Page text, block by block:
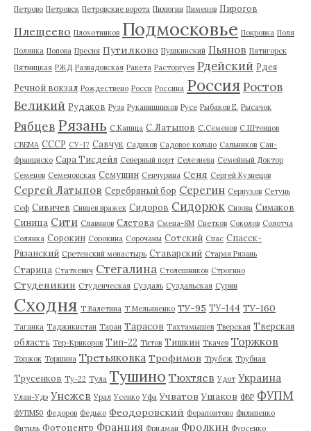
Петрово Петровск Петровские ворота Пилюгин Пименов Пирогов
Плещеево Плохотников Подмосковье Покровка Поля
Полянка Попова Пресня Путилково Пушкинский Пьянов Пятигорск
Пятницкая РЖД Развадовская Ракета Расторгуев Рдейский Рдея
Речной вокзал Рождествено Росси Россина Россия Ростов
Великий Рудаков Руза Рукавишников Русе Рыбаков Е. Рысачок
Рябцев Рязань С.Капица С.Латыпов С.Семенов С.Штенцов
СВЕМА СССР СУ-17 Савчук Садиков Садовое кольцо Сальников Сан-
Франциско Сара Тисдейл Северный порт Селезнева Семейный Доктор
Семенов Семеновская Семушин Сенчурина Сеня Сергей Кузнецов
Сергей Латыпов Серебряный бор Серегин Серпухов Сетунь
Сеф Сивичев Сивцев вражек Сидоров Сидорюк Сизова Симаков
Синица Сити Славянов Слетова Смена-8М Снетков Соколов Солотча
Солянка Сорокин Сорокина Сорочаны Сотский Спас Спасск-
Рязанский Сретенский монастырь Ставарский Старая Рязань
Старица Статкевич Стегалина Столешников Строгино
Студеникин Студенческая Суздаль Суздальская Сурин
Сходня Т.Валетина Т.Мельяненко ТУ-95 ТУ-144 ТУ-160
Таганка Таджикистан Таран Тарасов Тахтамышев Тверская Тверская
область Тер-Крикоров Тип-22 Титов Тишкин Ткачев Торжков
Торжок Торшина Третьяковка Трофимов Трубеж Трубная
Трусенков Ту-22 Тула Тушино Тюхтяев Удот Украина
Улан-Удэ Унежев Урал Усенко Уфа Учватов Ушаков ФВР ФУПМ
ФУПМ50 Федоров Федько Феодоровский Ферапонтово Филипенко
Фитиль Фотоцентр Франция Фридман Фролкин Фурсенко